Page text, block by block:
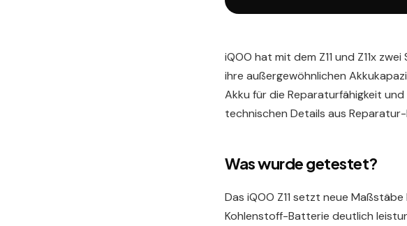
iQOO hat mit dem Z11 und Z11x
ihre außergewöhnlichen
Akku für die Reparaturfähigkeit
technischen Details aus
Was wurde getestet?
Das iQOO Z11 setzt neue
Kohlenstoff-Batterie deutlich